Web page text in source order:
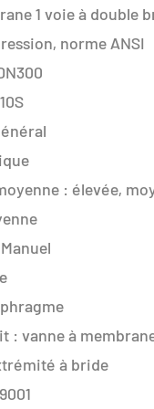
1 voie à double
norme ANSI
: élevée,
: vanne à
à bride